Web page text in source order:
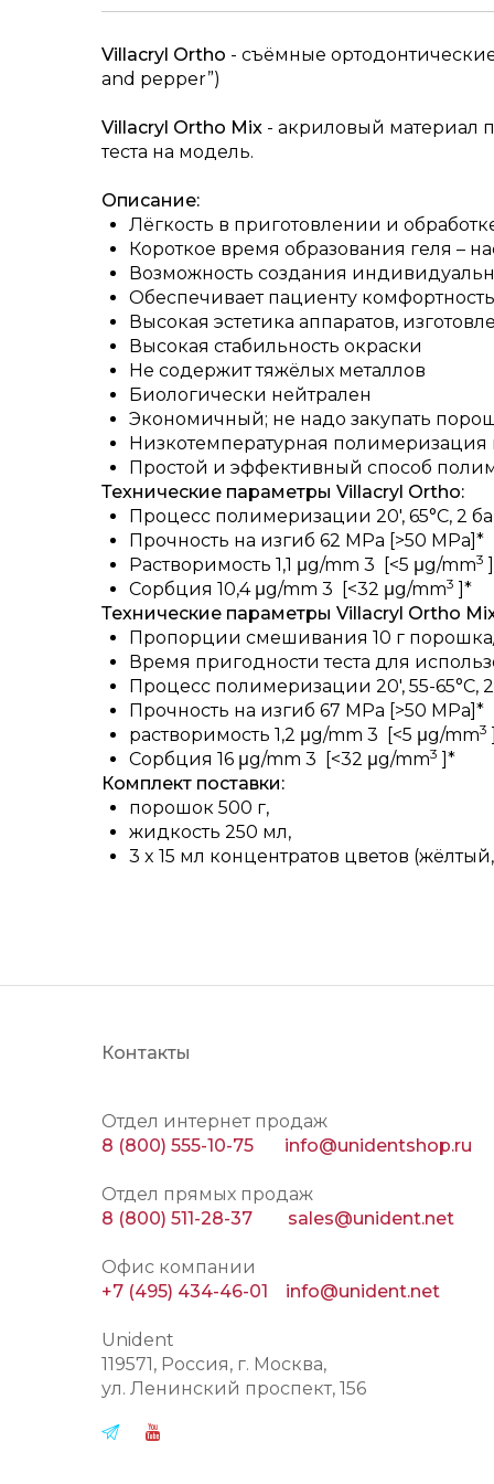
Villacryl Ortho - cъёмные
and pepper”)
Villacryl Ortho Mix - акриловый материал
теста на модель.
Описание:
Лёгкость в приготовлении и
Короткое время образования геля –
Возможность создания
Обеспечивает пациенту
Высокая эстетика аппаратов,
Высокая стабильность окраски
Не содержит тяжёлых металлов
Биологически нейтрален
Экономичный; не надо закупать
Низкотемпературная
Простой и эффективный способ
Технические параметры Villacryl Ortho:
Процесс полимеризации 20′, 65°C, 2
Прочность на изгиб 62 MPa [>50 MPa]*
Растворимость 1,1 μg/mm 3 [<5 μg/mm3
Сорбция 10,4 μg/mm 3 [<32 μg/mm3 ]*
Технические параметры Villacryl Ortho
Пропорции смешивания 10 г
Время пригодности теста для
Процесс полимеризации 20′, 55-65°C,
Прочность на изгиб 67 MPa [>50 MPa]*
растворимость 1,2 μg/mm 3 [<5 μg/mm3
Сорбция 16 μg/mm 3 [<32 μg/mm3 ]*
Комплект поставки:
порошок 500 г,
жидкость 250 мл,
3 x 15 мл концентратов цветов
Контакты
Отдел интернет продаж
8 (800) 555-10-75
info@unidentshop.ru
Отдел прямых продаж
8 (800) 511-28-37
sales@unident.net
Офис компании
+7 (495) 434-46-01
info@unident.net
Unident
119571, Россия, г. Москва,
ул. Ленинский проспект, 156